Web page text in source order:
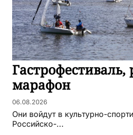
Гастрофестиваль,
марафон
06.08.2026
Они войдут в культурно-
Российско-...